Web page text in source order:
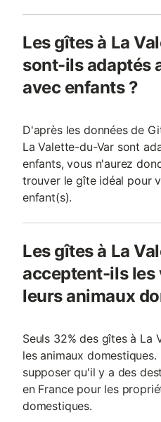
Les gîtes à La
sont-ils adaptés
avec enfants ?
D'après les données de
La Valette-du-Var sont
enfants, vous n'aurez
trouver le gîte idéal pour
enfant(s).
Les gîtes à La
acceptent-ils les
leurs animaux
Seuls 32% des gîtes à La
les animaux
supposer qu'il y a des
en France pour les
domestiques.